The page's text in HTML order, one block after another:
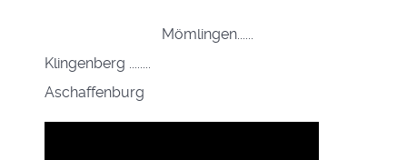
Mömlingen......
Klingenberg ........
Aschaffenburg